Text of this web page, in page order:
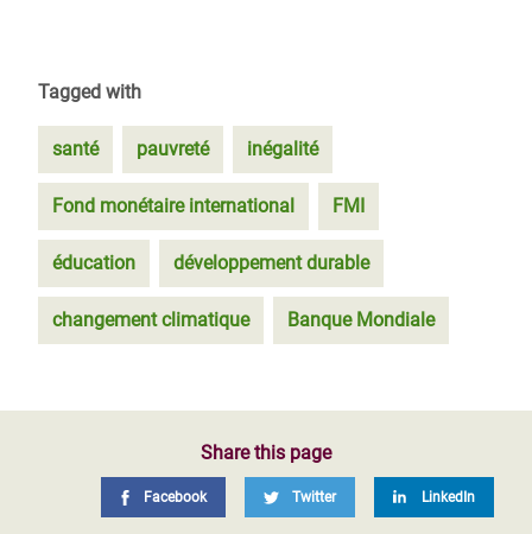
Tagged with
santé pauvreté inégalité
Fond monétaire international FMI
éducation développement durable
changement climatique Banque Mondiale
Share this page
Facebook Twitter LinkedIn